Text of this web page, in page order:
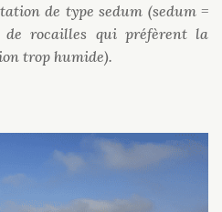
de type sedum (sedum =
de rocailles qui préfèrent la
trop humide).